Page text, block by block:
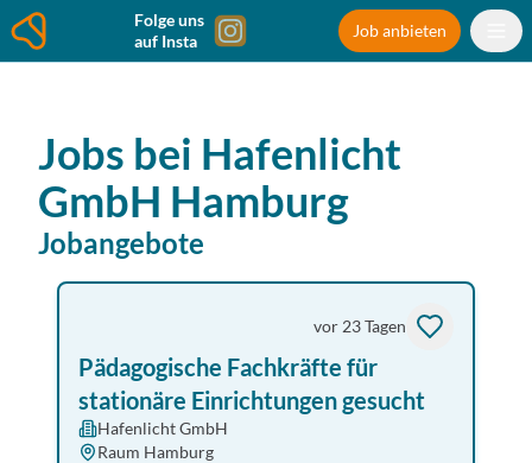
Folge uns
auf Insta
Job anbieten
Jobs bei Hafenlicht
GmbH Hamburg
Jobangebote
vor 23 Tagen
Pädagogische Fachkräfte für
stationäre Einrichtungen gesucht
Hafenlicht GmbH
Raum Hamburg